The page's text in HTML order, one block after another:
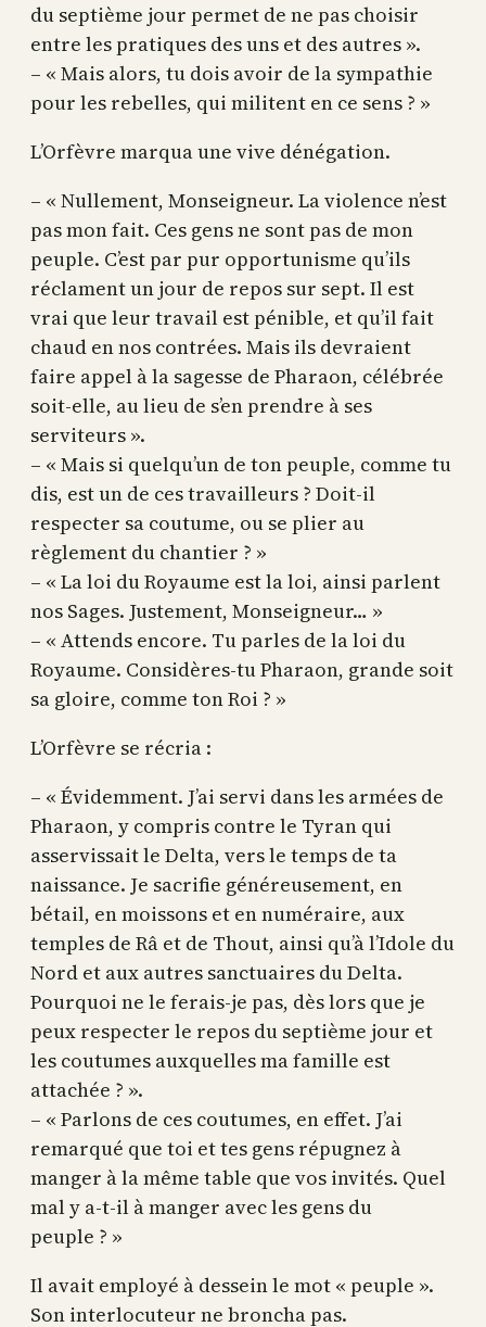
du septième jour permet de ne pas choisir
entre les pratiques des uns et des autres ».
– « Mais alors, tu dois avoir de la sympathie
pour les rebelles, qui militent en ce sens ? »
L’Orfèvre marqua une vive dénégation.
– « Nullement, Monseigneur. La violence n’est
pas mon fait. Ces gens ne sont pas de mon
peuple. C’est par pur opportunisme qu’ils
réclament un jour de repos sur sept. Il est
vrai que leur travail est pénible, et qu’il fait
chaud en nos contrées. Mais ils devraient
faire appel à la sagesse de Pharaon, célébrée
soit-elle, au lieu de s’en prendre à ses
serviteurs ».
– « Mais si quelqu’un de ton peuple, comme tu
dis, est un de ces travailleurs ? Doit-il
respecter sa coutume, ou se plier au
règlement du chantier ? »
– « La loi du Royaume est la loi, ainsi parlent
nos Sages. Justement, Monseigneur… »
– « Attends encore. Tu parles de la loi du
Royaume. Considères-tu Pharaon, grande soit
sa gloire, comme ton Roi ? »
L’Orfèvre se récria :
– « Évidemment. J’ai servi dans les armées de
Pharaon, y compris contre le Tyran qui
asservissait le Delta, vers le temps de ta
naissance. Je sacrifie généreusement, en
bétail, en moissons et en numéraire, aux
temples de Râ et de Thout, ainsi qu’à l’Idole du
Nord et aux autres sanctuaires du Delta.
Pourquoi ne le ferais-je pas, dès lors que je
peux respecter le repos du septième jour et
les coutumes auxquelles ma famille est
attachée ? ».
– « Parlons de ces coutumes, en effet. J’ai
remarqué que toi et tes gens répugnez à
manger à la même table que vos invités. Quel
mal y a-t-il à manger avec les gens du
peuple ? »
Il avait employé à dessein le mot « peuple ».
Son interlocuteur ne broncha pas.